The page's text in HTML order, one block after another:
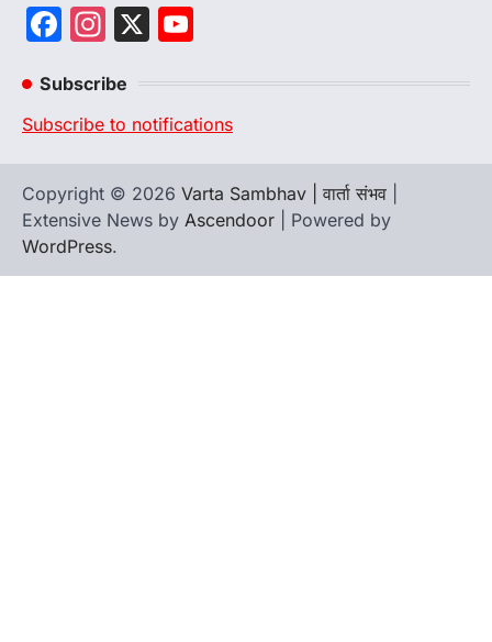
Facebook
Instagram
X
Subscribe
Subscribe to notifications
Copyright © 2026 Varta Sambhav | वार्ता संभव
Extensive News by Ascendoor | Powered by
WordPress.